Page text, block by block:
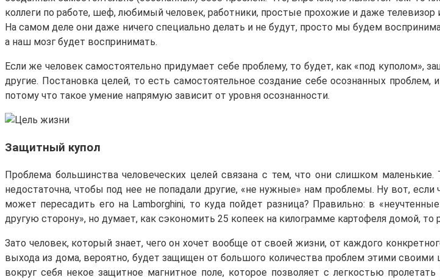
коллеги по работе, шеф, любимый человек, работники, простые прохожие и даже телевизор
На самом деле они даже ничего специально делать и не будут, просто мы будем
а наш мозг будет воспринимать.
Если же человек самостоятельно придумает себе проблему, то будет, как «под куполом»,
другие. Постановка целей, то есть самостоятельное создание себе осознанных
потому что такое умение напрямую зависит от уровня осознанности.
Защитный купол
Проблема большинства человеческих целей связана с тем, что они слишком
недостаточна, чтобы под нее не попадали другие, «не нужные» нам проблемы. Ну вот,
может пересадить его на Lamborghini, то куда пойдет разница? Правильно: в
другую сторону», но думает, как сэкономить 25 копеек на килограмме картофеля домой,
Зато человек, который знает, чего он хочет вообще от своей жизни, от каждого
выхода из дома, вероятно, будет защищен от большого количества проблем этими
вокруг себя некое защитное магнитное поле, которое позволяет с легкостью